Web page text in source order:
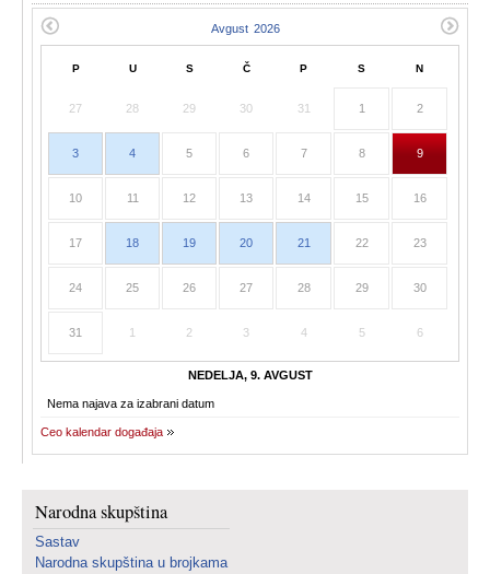
P U S Č P S N
27 28 29 30 31 1 2
3 4 5 6 7 8 9
10 11 12 13 14 15 16
17 18 19 20 21 22 23
24 25 26 27 28 29 30
31 1 2 3 4 5 6
NEDELJA, 9. AVGUST
Nema najava za izabrani datum
Ceo kalendar događaja
Narodna skupština
Sastav
Narodna skupština u brojkama